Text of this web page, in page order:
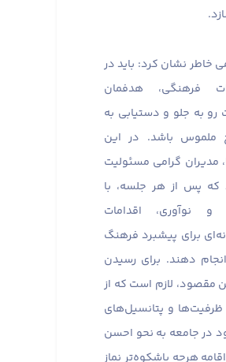
خاطر نشان کرد: باید در
فرهنگی، هدفمان
رو به جلو و دستیابی به
ملموس باشد. در این
مدیران گرامی مسئولیت
که پس از هر جلسه، با
و نوآوری، اقدامات
برای پیشبرد فرهنگ
انجام دهند. برای رسیدن
مقصود، لازم است که از
ظرفیت‌ها و پتانسیل‌های
در جامعه به نحو احسن
هرچه باشکوه‌تر نماز